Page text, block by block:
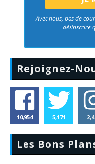
Avec nous, pas de
désinscrire
Rejoignez-
10,954 5,171
Les Bons